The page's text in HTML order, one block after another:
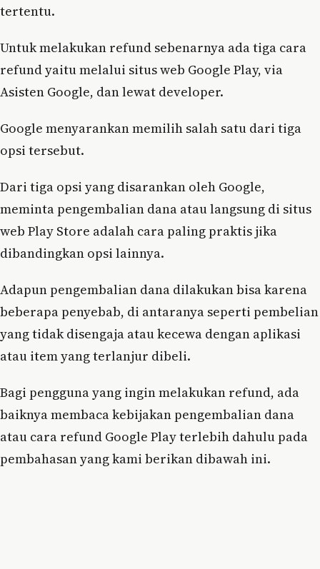
tertentu.
Untuk melakukan refund sebenarnya ada tiga cara
refund yaitu melalui situs web Google Play, via
Asisten Google, dan lewat developer.
Google menyarankan memilih salah satu dari tiga
opsi tersebut.
Dari tiga opsi yang disarankan oleh Google,
meminta pengembalian dana atau langsung di situs
web Play Store adalah cara paling praktis jika
dibandingkan opsi lainnya.
Adapun pengembalian dana dilakukan bisa karena
beberapa penyebab, di antaranya seperti pembelian
yang tidak disengaja atau kecewa dengan aplikasi
atau item yang terlanjur dibeli.
Bagi pengguna yang ingin melakukan refund, ada
baiknya membaca kebijakan pengembalian dana
atau cara refund Google Play terlebih dahulu pada
pembahasan yang kami berikan dibawah ini.